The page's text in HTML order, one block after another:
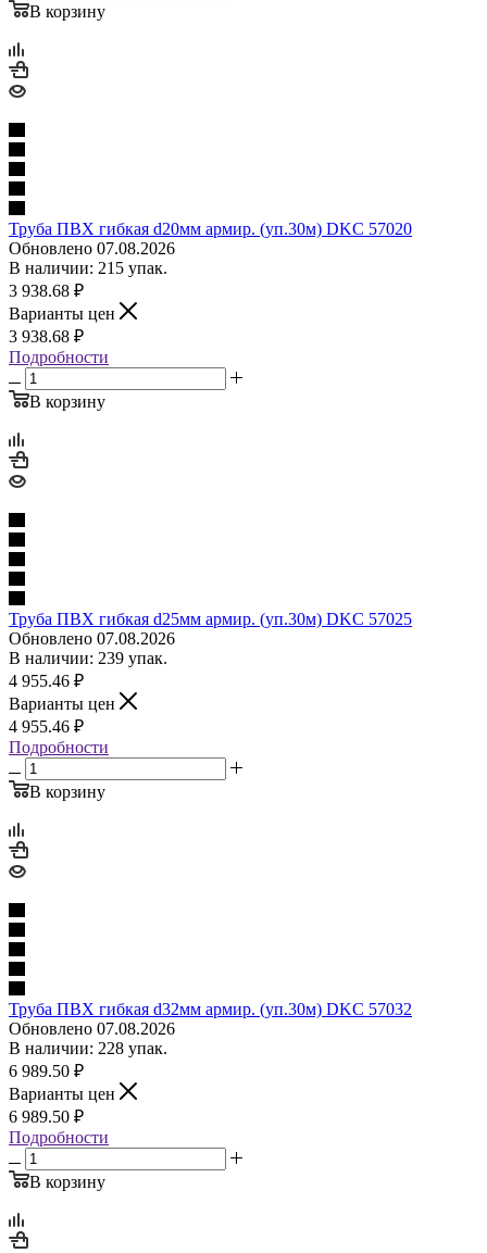
В корзину
Труба ПВХ гибкая d20мм армир. (уп.30м) DKC 57020
Обновлено 07.08.2026
В наличии: 215 упак.
3 938.68 ₽
Варианты цен
3 938.68 ₽
Подробности
В корзину
Труба ПВХ гибкая d25мм армир. (уп.30м) DKC 57025
Обновлено 07.08.2026
В наличии: 239 упак.
4 955.46 ₽
Варианты цен
4 955.46 ₽
Подробности
В корзину
Труба ПВХ гибкая d32мм армир. (уп.30м) DKC 57032
Обновлено 07.08.2026
В наличии: 228 упак.
6 989.50 ₽
Варианты цен
6 989.50 ₽
Подробности
В корзину